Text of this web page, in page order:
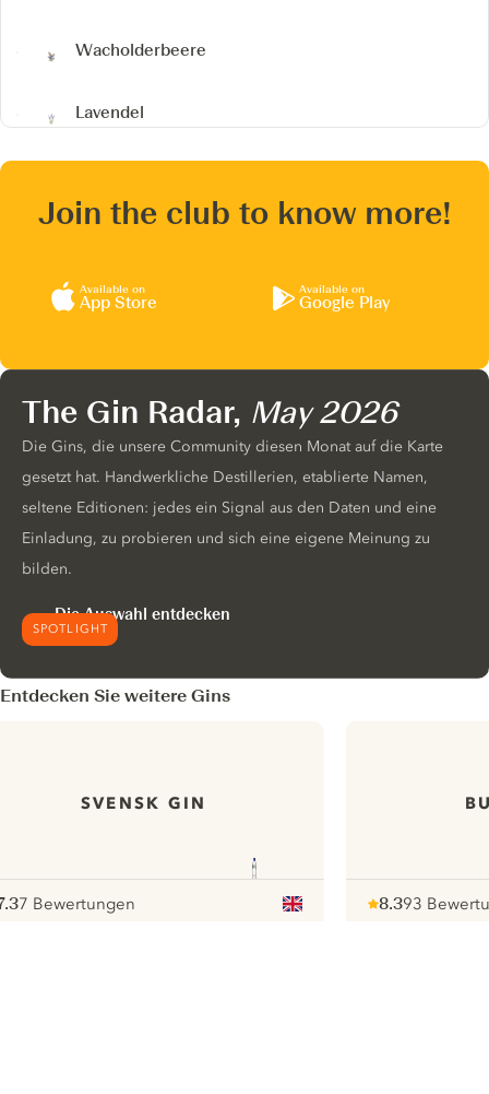
Wacholderbeere
Lavendel
Join the club to know more!
Available on
App Store
Available on
Google Play
SPOTLIGHT
The Gin Radar, May 2026
Die Gins, die unsere Community diesen Monat auf die Karte
gesetzt hat. Handwerkliche Destillerien, etablierte Namen,
seltene Editionen: jedes ein Signal aus den Daten und eine
Einladung, zu probieren und sich eine eigene Meinung zu
bilden.
Die Auswahl entdecken
Entdecken Sie weitere Gins
SVENSK GIN
7 Bewertungen
8.393